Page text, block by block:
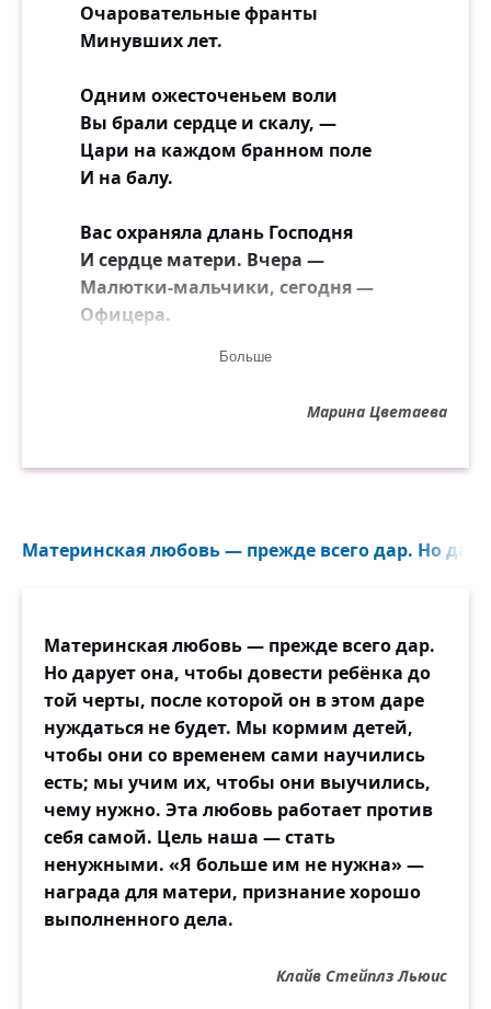
Очаровательные франты
Минувших лет.
Одним ожесточеньем воли
Вы брали сердце и скалу, —
Цари на каждом бранном поле
И на балу.
Вас охраняла длань Господня
И сердце матери. Вчера —
Малютки-мальчики, сегодня —
Офицера.
Вам все вершины были малы
Я встретила, Тучков-четвёртый,
И вашу хрупкую фигуру,
И золотые ордена...
И я, поцеловав гравюру,
Не знала сна.
О, как — мне кажется — могли вы
Рукою, полною перстней,
И кудри дев ласкать — и гривы
Своих коней.
В одной невероятной скачке
И ваши кудри, ваши бачки
Больше
Марина Цветаева
Материнская любовь — прежде всего дар. Но
Материнская любовь — прежде всего дар.
Но дарует она, чтобы довести ребёнка до
той черты, после которой он в этом даре
нуждаться не будет. Мы кормим детей,
чтобы они со временем сами научились
есть; мы учим их, чтобы они выучились,
чему нужно. Эта любовь работает против
себя самой. Цель наша — стать
ненужными. «Я больше им не нужна» —
награда для матери, признание хорошо
выполненного дела.
Клайв Стейплз Льюис